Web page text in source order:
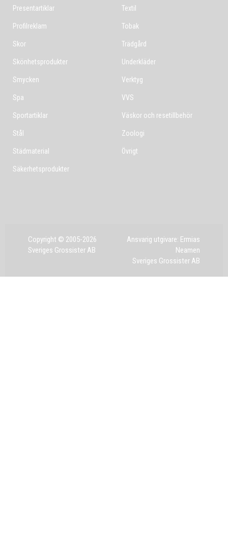
Presentartiklar
Profilreklam
Skor
Skönhetsprodukter
Smycken
Spa
Sportartiklar
Stål
Städmaterial
Säkerhetsprodukter
Textil
Tobak
Trädgård
Underkläder
Verktyg
VVS
Väskor och resetillbehör
Zoologi
Övrigt
Copyright © 2005-2026
Sveriges Grossister AB
Ansvarig utgivare: Ermias
Neamen
Sveriges Grossister AB